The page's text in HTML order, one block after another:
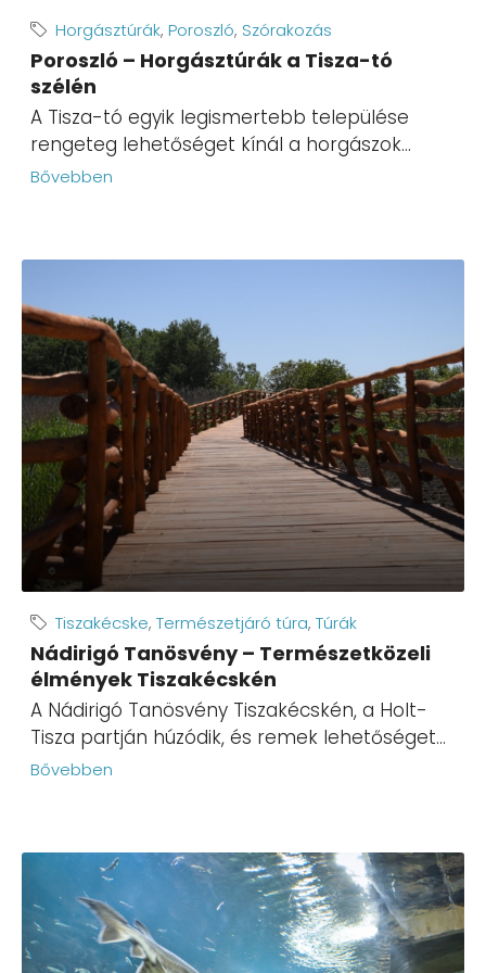
Horgásztúrák, Poroszló, Szórakozás
Poroszló – Horgásztúrák a Tisza-tó
szélén
A Tisza-tó egyik legismertebb települése
rengeteg lehetőséget kínál a horgászok...
Bővebben
Tiszakécske, Természetjáró túra, Túrák
Nádirigó Tanösvény – Természetközeli
élmények Tiszakécskén
A Nádirigó Tanösvény Tiszakécskén, a Holt-
Tisza partján húzódik, és remek lehetőséget...
Bővebben